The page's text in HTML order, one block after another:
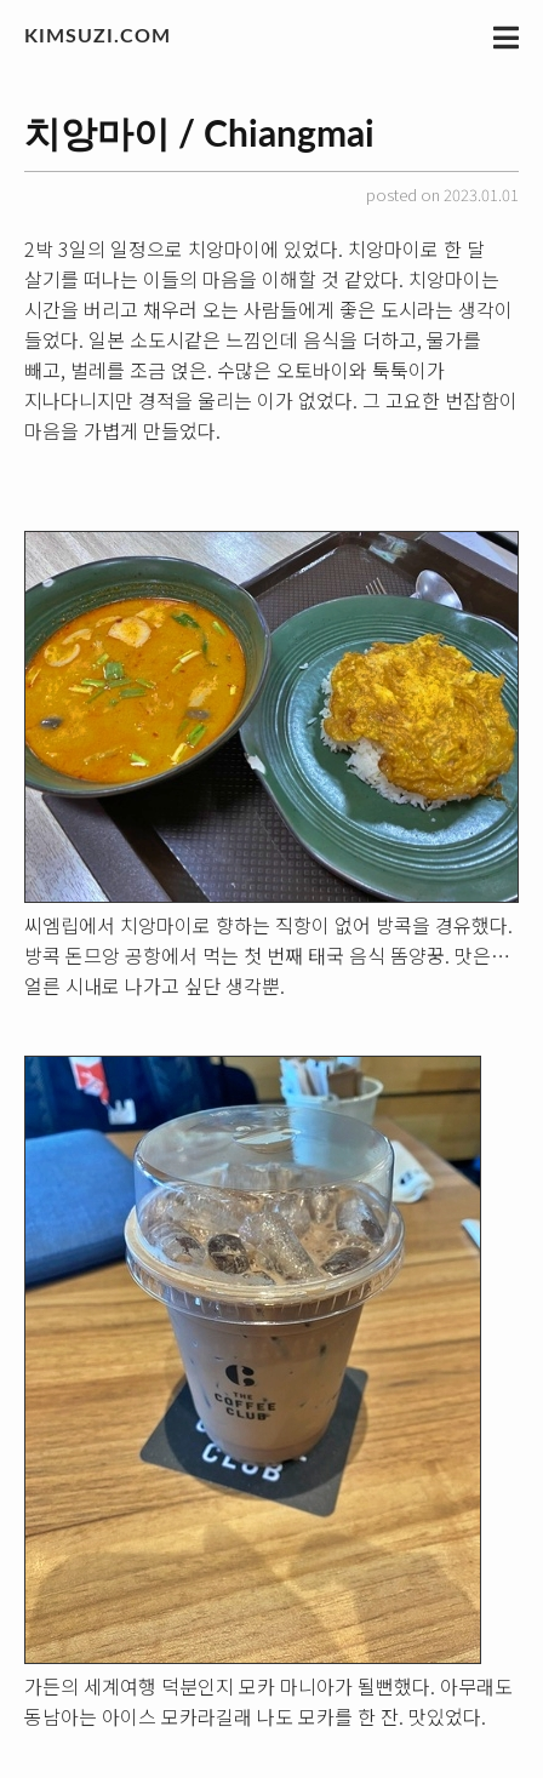
KIMSUZI.COM
치앙마이 / Chiangmai
posted on 2023.01.01
2박 3일의 일정으로 치앙마이에 있었다. 치앙마이로 한 달
살기를 떠나는 이들의 마음을 이해할 것 같았다. 치앙마이는
시간을 버리고 채우러 오는 사람들에게 좋은 도시라는 생각이
들었다. 일본 소도시같은 느낌인데 음식을 더하고, 물가를
빼고, 벌레를 조금 얹은. 수많은 오토바이와 툭툭이가
지나다니지만 경적을 울리는 이가 없었다. 그 고요한 번잡함이
마음을 가볍게 만들었다.
씨엠립에서 치앙마이로 향하는 직항이 없어 방콕을 경유했다.
방콕 돈므앙 공항에서 먹는 첫 번째 태국 음식 똠양꿍. 맛은…
얼른 시내로 나가고 싶단 생각뿐.
가든의 세계여행 덕분인지 모카 마니아가 될뻔했다. 아무래도
동남아는 아이스 모카라길래 나도 모카를 한 잔. 맛있었다.